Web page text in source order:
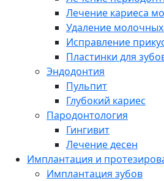
Лечение кариеса
Удаление
Исправление
Пластинки для
Эндодонтия
Пульпит
Глубокий кариес
Пародонтология
Гингивит
Лечение десен
Имплантация и
Имплантация зубов